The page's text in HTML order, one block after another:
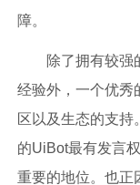
障。
除了拥有较强的
经验外，一个优秀
区以及生态的支持
的UiBot最有发言
重要的地位。也正